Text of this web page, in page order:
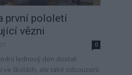
první pololetí
vězni
0
lednový den dostali
ve školách, ale také odsouzení